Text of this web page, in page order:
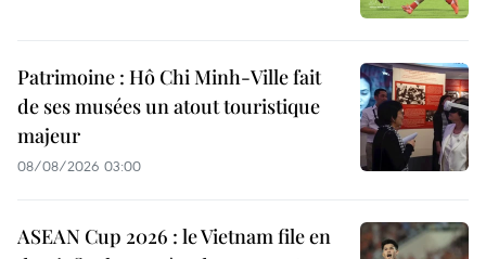
Patrimoine : Hô Chi Minh-Ville fait
de ses musées un atout touristique
majeur
08/08/2026 03:00
ASEAN Cup 2026 : le Vietnam file en